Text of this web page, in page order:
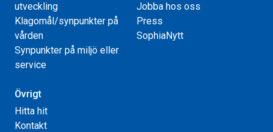
utveckling
Klagomål/synpunkter på
vården
Synpunkter på miljö eller
service
Jobba hos oss
Press
SophiaNytt
Övrigt
Hitta hit
Kontakt